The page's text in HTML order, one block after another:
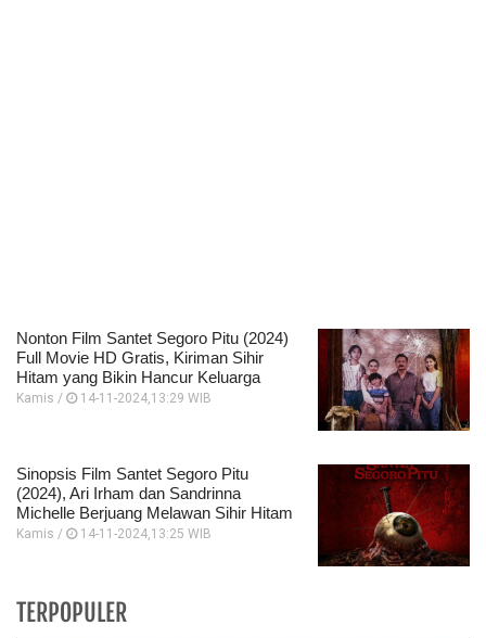
Nonton Film Santet Segoro Pitu (2024)
Full Movie HD Gratis, Kiriman Sihir
Hitam yang Bikin Hancur Keluarga
Kamis / 14-11-2024,13:29 WIB
Sinopsis Film Santet Segoro Pitu
(2024), Ari Irham dan Sandrinna
Michelle Berjuang Melawan Sihir Hitam
Kamis / 14-11-2024,13:25 WIB
TERPOPULER